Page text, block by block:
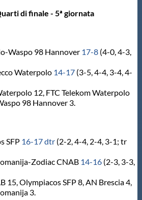
di finale - 5ª giornata
Waspo 98 Hannover 17-8(4-0, 4-3,
Waterpolo 14-17(3-5, 4-4, 3-4, 4-
12, FTC Telekom Waterpolo
98 Hannover 3.
SFP 16-17 dtr(2-2, 4-4, 2-4, 3-1; tr
Zodiac CNAB 14-16(2-3, 3-3,
15, Olympiacos SFP 8, AN Brescia 4,
3.